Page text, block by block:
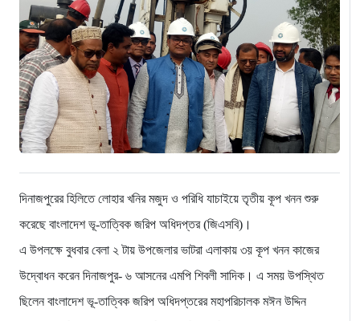
দিনাজপুরের হিলিতে লোহার খনির মজুদ ও পরিধি যাচাইয়ে তৃতীয় কূপ খনন শুরু
করেছে বাংলাদেশ ভূ-তাত্বিক জরিপ অধিদপ্তর (জিএসবি)।
এ উপলক্ষে বুধবার বেলা ২ টায় উপজেলার ভাটরা এলাকায় ৩য় কূপ খনন কাজের
উদ্বোধন করেন দিনাজপুর- ৬ আসনের এমপি শিবলী সাদিক। এ সময় উপস্থিত
ছিলেন বাংলাদেশ ভূ-তাত্বিক জরিপ অধিদপ্তরের মহাপরিচালক মঈন উদ্দিন